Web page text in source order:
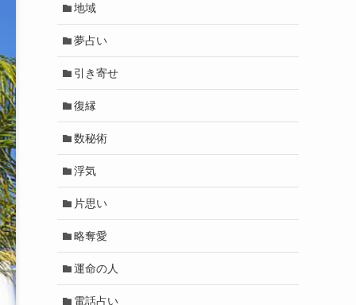
地域
夢占い
引き寄せ
復縁
数秘術
浮気
片思い
略奪愛
運命の人
電話占い